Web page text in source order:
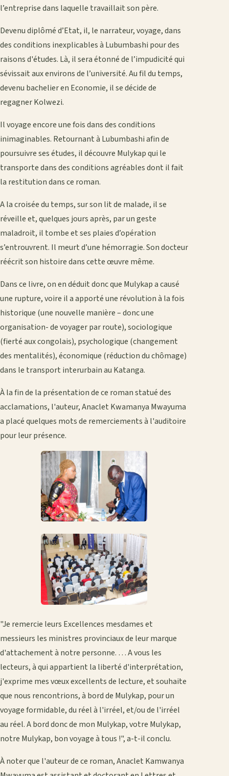
l’entreprise dans laquelle travaillait son père.
Devenu diplômé d’Etat, il, le narrateur, voyage, dans
des conditions inexplicables à Lubumbashi pour des
raisons d'études. Là, il sera étonné de l’impudicité qui
sévissait aux environs de l’université. Au fil du temps,
devenu bachelier en Economie, il se décide de
regagner Kolwezi.
Il voyage encore une fois dans des conditions
inimaginables. Retournant à Lubumbashi afin de
poursuivre ses études, il découvre Mulykap qui le
transporte dans des conditions agréables dont il fait
la restitution dans ce roman.
A la croisée du temps, sur son lit de malade, il se
réveille et, quelques jours après, par un geste
maladroit, il tombe et ses plaies d’opération
s’entrouvrent. Il meurt d’une hémorragie. Son docteur
réécrit son histoire dans cette œuvre même.
Dans ce livre, on en déduit donc que Mulykap a causé
une rupture, voire il a apporté une révolution à la fois
historique (une nouvelle manière – donc une
organisation- de voyager par route), sociologique
(fierté aux congolais), psychologique (changement
des mentalités), économique (réduction du chômage)
dans le transport interurbain au Katanga.
À la fin de la présentation de ce roman statué des
acclamations, l'auteur, Anaclet Kwamanya Mwayuma
a placé quelques mots de remerciements à l'auditoire
pour leur présence.
"Je remercie leurs Excellences mesdames et
messieurs les ministres provinciaux de leur marque
d'attachement à notre personne. … A vous les
lecteurs, à qui appartient la liberté d'interprétation,
j'exprime mes vœux excellents de lecture, et souhaite
que nous rencontrions, à bord de Mulykap, pour un
voyage formidable, du réel à l'irréel, et/ou de l'irréel
au réel. A bord donc de mon Mulykap, votre Mulykap,
notre Mulykap, bon voyage à tous !", a-t-il conclu.
À noter que l'auteur de ce roman, Anaclet Kamwanya